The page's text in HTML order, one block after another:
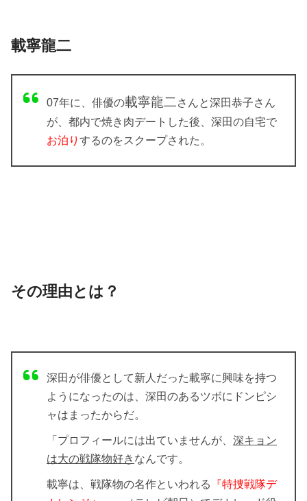
載寧龍二
07年に、俳優の載寧龍二さんと深田恭子さん
が、都内で焼き肉デートした後、 深田の自宅で
お泊り するのをスクープされた。
その理由とは？
深田が俳優として新人だった載寧に興味を持つ
ようになったのは、深田のあるツボにドンピシ
ャはまったからだ。
「プロフィールには出ていませんが、 深キョン
は大の戦隊物好き なんです。
載寧は、戦隊物の名作といわれる
『特捜戦隊デ